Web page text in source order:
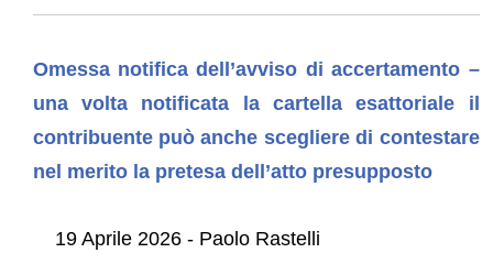
Omessa notifica dell’avviso di accertamento –
una volta notificata la cartella esattoriale il
contribuente può anche scegliere di contestare
nel merito la pretesa dell’atto presupposto
19 Aprile 2026 - Paolo Rastelli